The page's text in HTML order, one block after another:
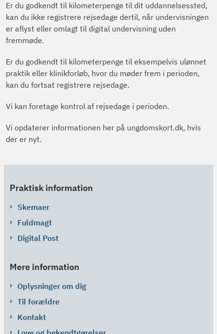
Er du godkendt til kilometerpenge til dit uddannelsessted,
kan du ikke registrere rejsedage dertil, når undervisningen
er aflyst eller omlagt til digital undervisning uden
fremmøde.
Er du godkendt til kilometerpenge til eksempelvis ulønnet
praktik eller klinikforløb, hvor du møder frem i perioden,
kan du fortsat registrere rejsedage.
Vi kan foretage kontrol af rejsedage i perioden.
Vi opdaterer informationen her på ungdomskort.dk, hvis
der er nyt.
Praktisk information
Skemaer
Fuldmagt
Digital Post
Mere information
Oplysninger om dig
Til forældre
Kontakt